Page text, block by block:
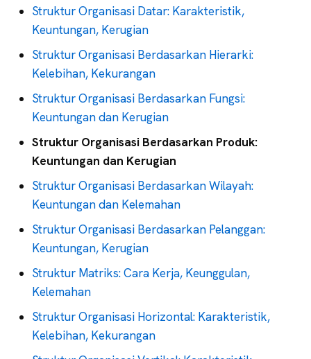
Struktur Organisasi Datar: Karakteristik,
Keuntungan, Kerugian
Struktur Organisasi Berdasarkan Hierarki:
Kelebihan, Kekurangan
Struktur Organisasi Berdasarkan Fungsi:
Keuntungan dan Kerugian
Struktur Organisasi Berdasarkan Produk:
Keuntungan dan Kerugian
Struktur Organisasi Berdasarkan Wilayah:
Keuntungan dan Kelemahan
Struktur Organisasi Berdasarkan Pelanggan:
Keuntungan, Kerugian
Struktur Matriks: Cara Kerja, Keunggulan,
Kelemahan
Struktur Organisasi Horizontal: Karakteristik,
Kelebihan, Kekurangan